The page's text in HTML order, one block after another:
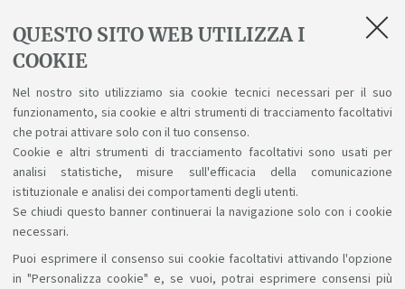
QUESTO SITO WEB UTILIZZA I
COOKIE
Nel nostro sito utilizziamo sia cookie tecnici necessari per il suo
funzionamento, sia cookie e altri strumenti di tracciamento facoltativi
che potrai attivare solo con il tuo consenso.
Cookie e altri strumenti di tracciamento facoltativi sono usati per
analisi statistiche, misure sull'efficacia della comunicazione
istituzionale e analisi dei comportamenti degli utenti.
Se chiudi questo banner continuerai la navigazione solo con i cookie
necessari.
Puoi esprimere il consenso sui cookie facoltativi attivando l'opzione
in "Personalizza cookie" e, se vuoi, potrai esprimere consensi più
che include anche la conoscenza di temi
d'avanguardia quali quelli riguardanti l'uso e la
progettazione di macchine automatiche ad
elevate dinamiche, la robotica, il settore
automotive, i sistemi di controllo e di attuazione
basati su tecnologie moderne ed innovative.
Sosteniamo il diritto alla conoscenza